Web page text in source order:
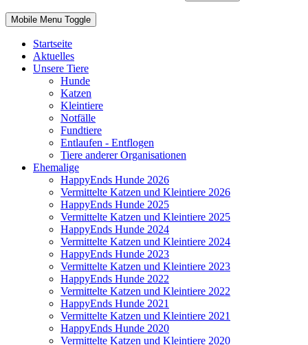
Mobile Menu Toggle
Startseite
Aktuelles
Unsere Tiere
Hunde
Katzen
Kleintiere
Notfälle
Fundtiere
Entlaufen - Entflogen
Tiere anderer Organisationen
Ehemalige
HappyEnds Hunde 2026
Vermittelte Katzen und Kleintiere 2026
HappyEnds Hunde 2025
Vermittelte Katzen und Kleintiere 2025
HappyEnds Hunde 2024
Vermittelte Katzen und Kleintiere 2024
HappyEnds Hunde 2023
Vermittelte Katzen und Kleintiere 2023
HappyEnds Hunde 2022
Vermittelte Katzen und Kleintiere 2022
HappyEnds Hunde 2021
Vermittelte Katzen und Kleintiere 2021
HappyEnds Hunde 2020
Vermittelte Katzen und Kleintiere 2020